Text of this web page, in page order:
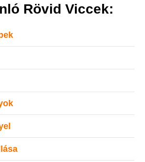
Rövid Viccek: